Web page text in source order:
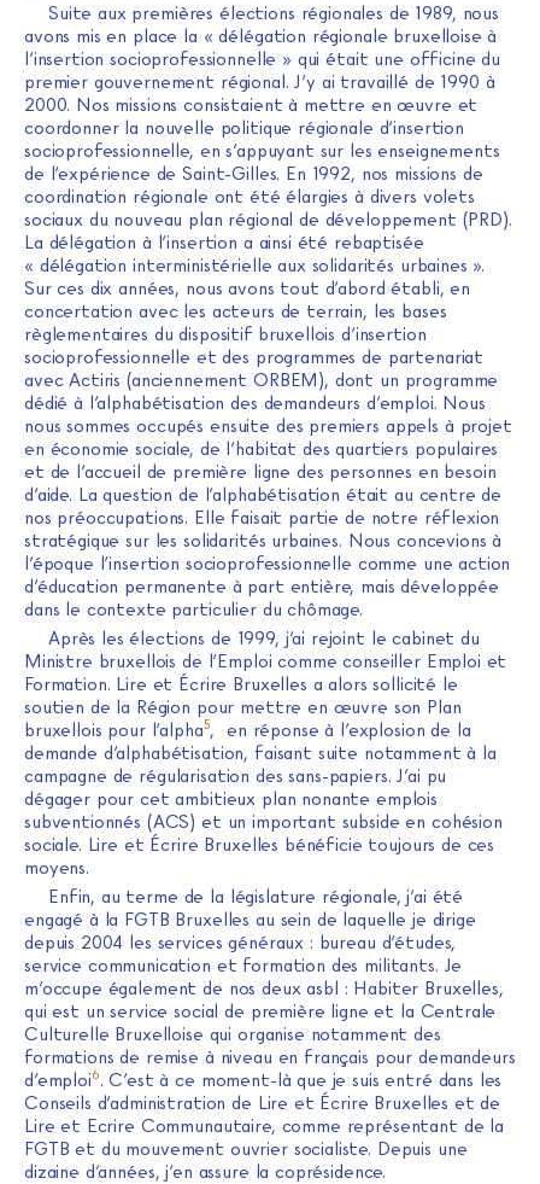
Suite aux premières élections régionales de 1989, nous
avons mis en place la « délégation régionale bruxelloise à
l’insertion socioprofessionnelle » qui était une officine du
premier gouvernement régional. J’y ai travaillé de 1990 à
2000. Nos missions consistaient à mettre en œuvre et
coordonner la nouvelle politique régionale d’insertion
socioprofessionnelle, en s’appuyant sur les enseignements
de l’expérience de Saint-Gilles. En 1992, nos missions de
coordination régionale ont été élargies à divers volets
sociaux du nouveau plan régional de développement (PRD).
La délégation à l’insertion a ainsi été rebaptisée
« délégation interministérielle aux solidarités urbaines ».
Sur ces dix années, nous avons tout d’abord établi, en
concertation avec les acteurs de terrain, les bases
règlementaires du dispositif bruxellois d’insertion
socioprofessionnelle et des programmes de partenariat
avec Actiris (anciennement ORBEM), dont un programme
dédié à l’alphabétisation des demandeurs d’emploi. Nous
nous sommes occupés ensuite des premiers appels à projet
en économie sociale, de l’habitat des quartiers populaires
et de l’accueil de première ligne des personnes en besoin
d’aide. La question de l’alphabétisation était au centre de
nos préoccupations. Elle faisait partie de notre réflexion
stratégique sur les solidarités urbaines. Nous concevions à
l’époque l’insertion socioprofessionnelle comme une action
d’éducation permanente à part entière, mais développée
dans le contexte particulier du chômage.
Après les élections de 1999, j’ai rejoint le cabinet du
Ministre bruxellois de l’Emploi comme conseiller Emploi et
Formation. Lire et Écrire Bruxelles a alors sollicité le
soutien de la Région pour mettre en œuvre son Plan
bruxellois pour l’alpha5, en réponse à l’explosion de la
demande d’alphabétisation, faisant suite notamment à la
campagne de régularisation des sans-papiers. J’ai pu
dégager pour cet ambitieux plan nonante emplois
subventionnés (ACS) et un important subside en cohésion
sociale. Lire et Écrire Bruxelles bénéficie toujours de ces
moyens.
Enfin, au terme de la législature régionale, j’ai été
engagé à la FGTB Bruxelles au sein de laquelle je dirige
depuis 2004 les services généraux : bureau d’études,
service communication et formation des militants. Je
m’occupe également de nos deux asbl : Habiter Bruxelles,
qui est un service social de première ligne et la Centrale
Culturelle Bruxelloise qui organise notamment des
formations de remise à niveau en français pour demandeurs
d’emploi6. C’est à ce moment-là que je suis entré dans les
Conseils d’administration de Lire et Écrire Bruxelles et de
Lire et Ecrire Communautaire, comme représentant de la
FGTB et du mouvement ouvrier socialiste. Depuis une
dizaine d’années, j’en assure la coprésidence.